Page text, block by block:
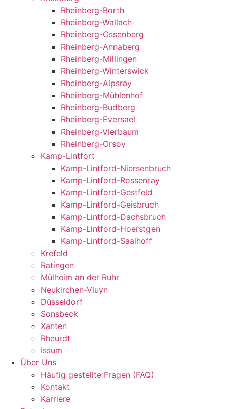
Rheinberg-Borth
Rheinberg-Wallach
Rheinberg-Ossenberg
Rheinberg-Annaberg
Rheinberg-Millingen
Rheinberg-Winterswick
Rheinberg-Alpsray
Rheinberg-Mühlenhof
Rheinberg-Budberg
Rheinberg-Eversael
Rheinberg-Vierbaum
Rheinberg-Orsoy
Kamp-Lintfort
Kamp-Lintford-Niersenbruch
Kamp-Lintford-Rossenray
Kamp-Lintford-Gestfeld
Kamp-Lintford-Geisbruch
Kamp-Lintford-Dachsbruch
Kamp-Lintford-Hoerstgen
Kamp-Lintford-Saalhoff
Krefeld
Ratingen
Mülheim an der Ruhr
Neukirchen-Vluyn
Düsseldorf
Sonsbeck
Xanten
Rheurdt
Issum
Über Uns
Häufig gestellte Fragen (FAQ)
Kontakt
Karriere